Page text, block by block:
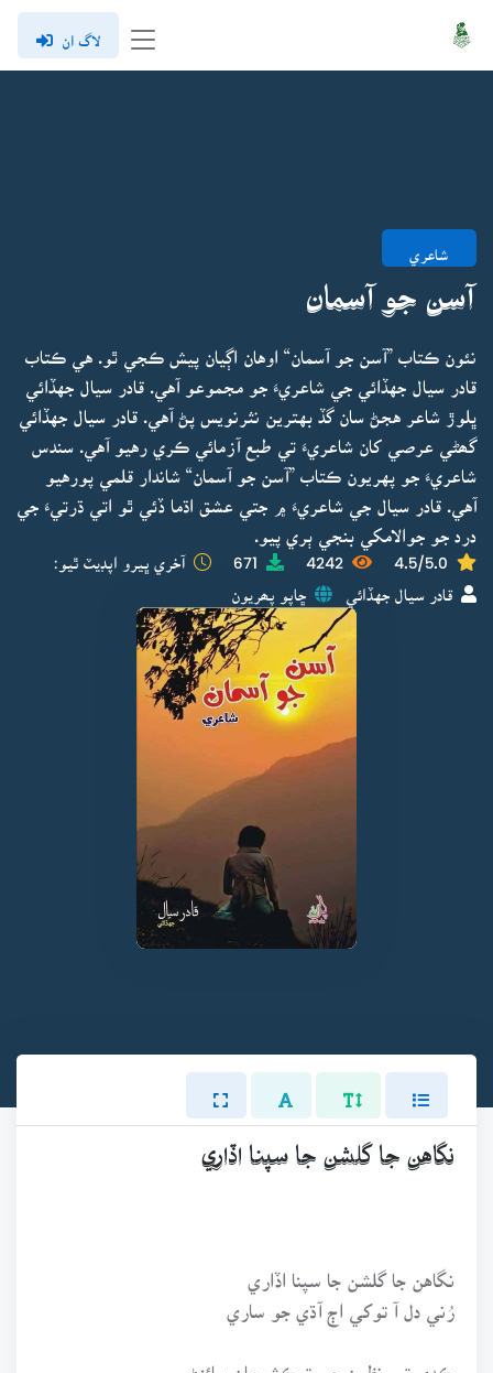
لاگ ان
شاعري
آسن جو آسمان
نئون ڪتاب ”آسن جو آسمان“ اوهان اڳيان پيش ڪجي ٿو. هي ڪتاب
قادر سيال جهڏائي جي شاعريءَ جو مجموعو آهي. قادر سيال جهڏائي
ڀلوڙ شاعر هجڻ سان گڏ بهترين نثرنويس پڻ آهي. قادر سيال جهڏائي
گھڻي عرصي کان شاعريءَ تي طبع آزمائي ڪري رهيو آهي. سندس
شاعريءَ جو پهريون ڪتاب ”آسن جو آسمان“ شاندار قلمي پورهيو
آهي. قادر سيال جي شاعريءَ ۾ جتي عشق اڌما ڏئي ٿو اتي ڌرتيءَ جي
درد جو جوالامکي بنجي ٻري پيو.
4.5/5.0
4242
671 آخري ڀيرو اپڊيٽ ٿيو:
قادر سيال جهڏائي ڇاپو پھريون
نگاهن جا گلشن جا سپنا اڏاري
نگاهن جا گلشن جا سپنا اڏاري
رُني دل آ توکي اڄ آڌي جو ساري
ڪڍي تير نظرن جي ترڪش مان سائنڻ